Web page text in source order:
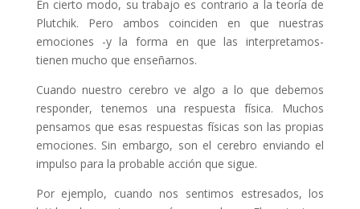
En cierto modo, su trabajo es contrario a la teoría de
Plutchik. Pero ambos coinciden en que nuestras
emociones -y la forma en que las interpretamos-
tienen mucho que enseñarnos.
Cuando nuestro cerebro ve algo a lo que debemos
responder, tenemos una respuesta física. Muchos
pensamos que esas respuestas físicas son las propias
emociones. Sin embargo, son el cerebro enviando el
impulso para la probable acción que sigue.
Por ejemplo, cuando nos sentimos estresados, los